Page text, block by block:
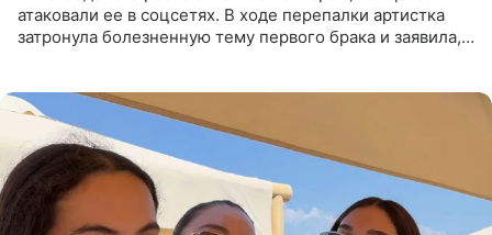
атаковали ее в соцсетях. В ходе перепалки артистка
затронула болезненную тему первого брака и заявила,